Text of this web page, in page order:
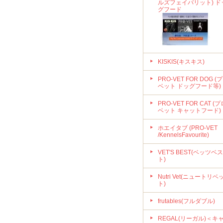
ルズフェイバリット) ド
グフード
KISKIS(キスキス)
PRO-VET FOR DOG (
ベット ドッグフード等)
PRO-VET FOR CAT (プ
ベット キャットフード)
ホエイタブ (PRO-VET
/KennelsFavourite)
VET'S BEST(ベッツベス
ト)
Nutri Vet(ニュートリベ
ト)
frutables(フルダブル)
REGAL(リーガル)＜キ